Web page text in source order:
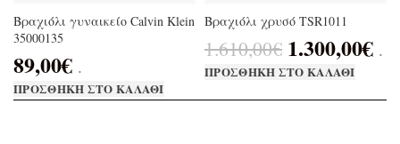
Βραχιόλι γυναικείο Calvin Klein
35000135
89,00€ .
ΠΡΟΣΘΉΚΗ ΣΤΟ ΚΑΛΆΘΙ
Βραχιόλι χρυσό TSR1011
1.610,00€ 1.300,00€ .
ΠΡΟΣΘΉΚΗ ΣΤΟ ΚΑΛΆΘΙ